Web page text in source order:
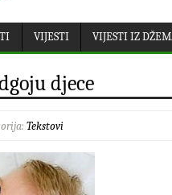
VIJESTI VIJESTI IZ
djece
Tekstovi